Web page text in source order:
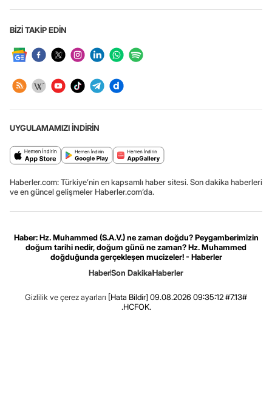
BİZİ TAKİP EDİN
UYGULAMAMIZI İNDİRİN
Haberler.com: Türkiye’nin en kapsamlı haber sitesi. Son dakika haberleri
ve en güncel gelişmeler Haberler.com’da.
Haber: Hz. Muhammed (S.A.V.) ne zaman doğdu? Peygamberimizin
doğum tarihi nedir, doğum günü ne zaman? Hz. Muhammed
doğduğunda gerçekleşen mucizeler! - Haberler
HaberSon DakikaHaberler
Gizlilik ve çerez ayarları [Hata Bildir] 09.08.2026 09:35:12 #7.13#
.HCFOK.